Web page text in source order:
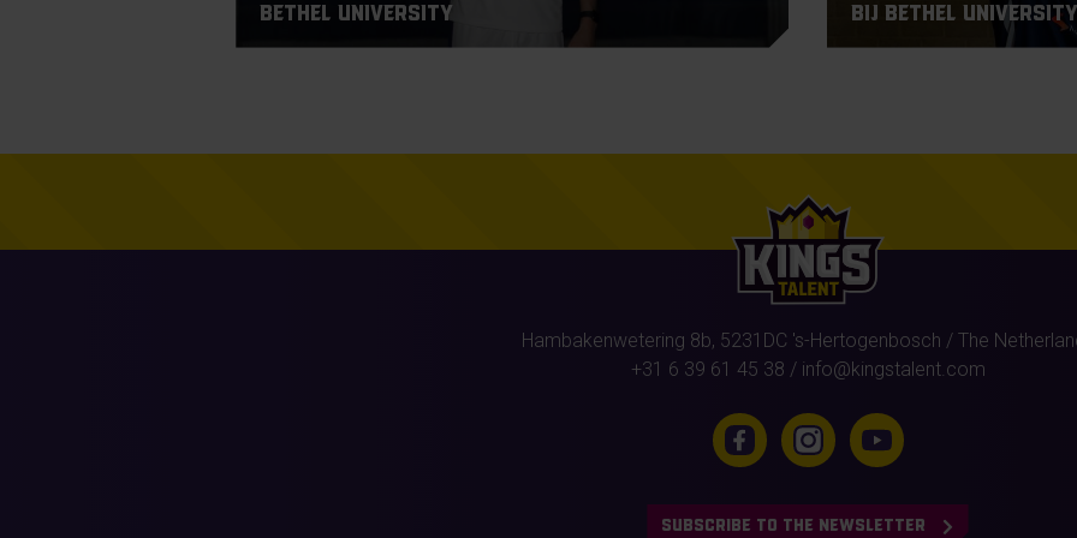
Bethel University
bij Bethel
Hambakenwetering 8b, 5231DC 's-Hertogenbosch / The
+31 6 39 61 45 38 / info@kingstalent.com
SUBSCRIBE TO THE NEWSLETTER